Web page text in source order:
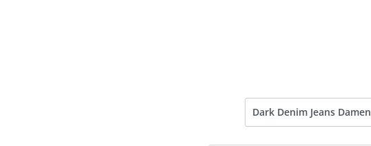
Dark Denim Jeans Damen